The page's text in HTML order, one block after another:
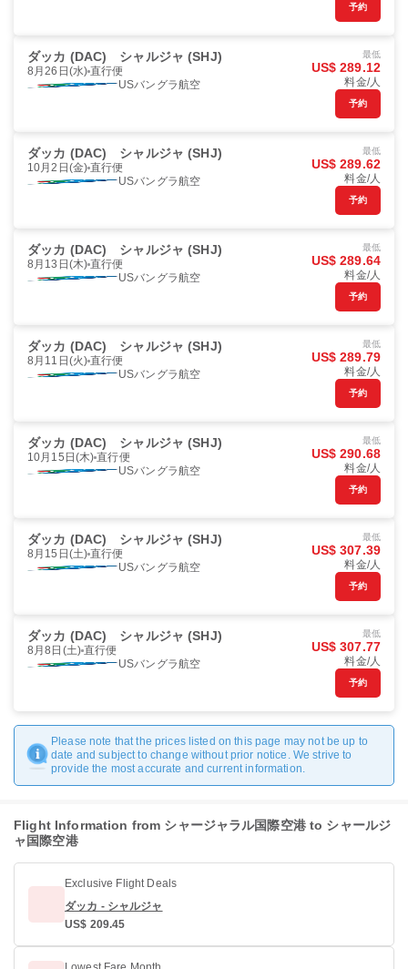
予約
ダッカ (DAC) シャルジャ (SHJ)
8月26日(水) 直行便
USバングラ航空
最低
US$ 289.12
料金/人
予約
ダッカ (DAC) シャルジャ (SHJ)
10月2日(金) 直行便
USバングラ航空
最低
US$ 289.62
料金/人
予約
ダッカ (DAC) シャルジャ (SHJ)
8月13日(木) 直行便
USバングラ航空
最低
US$ 289.64
料金/人
予約
ダッカ (DAC) シャルジャ (SHJ)
8月11日(火) 直行便
USバングラ航空
最低
US$ 289.79
料金/人
予約
ダッカ (DAC) シャルジャ (SHJ)
10月15日(木) 直行便
USバングラ航空
最低
US$ 290.68
料金/人
予約
ダッカ (DAC) シャルジャ (SHJ)
8月15日(土) 直行便
USバングラ航空
最低
US$ 307.39
料金/人
予約
ダッカ (DAC) シャルジャ (SHJ)
8月8日(土) 直行便
USバングラ航空
最低
US$ 307.77
料金/人
予約
Please note that the prices listed on this page may not be up to
date and subject to change without prior notice. We strive to
provide the most accurate and current information.
Flight Information from シャージャラル国際空港 to シャールジ
ャ国際空港
Exclusive Flight Deals
ダッカ - シャルジャ
US$ 209.45